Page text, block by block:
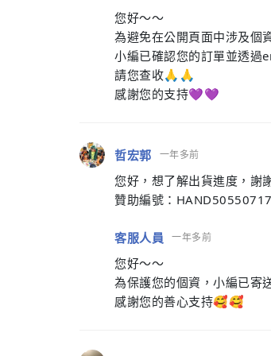
您好～～
為避免在公開頁面中涉及個
小編已確認您的訂單並透過
請您查收🙏🙏
感謝您的支持💜💜
哲宏郭 一年多前
您好，想了解出貨進度，謝
贊助編號：
客服人員 一年多前
您好～～
為保護您的個資，小編已寄
感謝您的善心支持🥰🥰